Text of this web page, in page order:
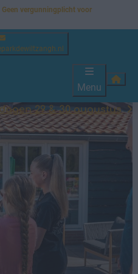
vergunningplicht voor
Menu
29 & 30 augustus